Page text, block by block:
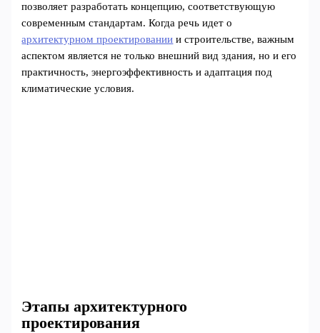
позволяет разработать концепцию, соответствующую
современным стандартам. Когда речь идет о
архитектурном проектировании и строительстве, важным
аспектом является не только внешний вид здания, но и его
практичность, энергоэффективность и адаптация под
климатические условия.
Этапы архитектурного
проектирования